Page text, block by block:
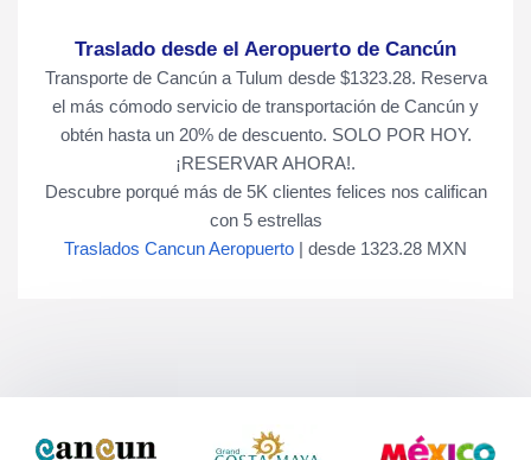
Traslado desde el Aeropuerto de Cancún
Transporte de Cancún a Tulum desde $1323.28. Reserva
el más cómodo servicio de transportación de Cancún y
obtén hasta un 20% de descuento. SOLO POR HOY.
¡RESERVAR AHORA!.
Descubre porqué más de 5K clientes felices nos califican
con 5estrellas
Traslados Cancun Aeropuerto | desde 1323.28 MXN